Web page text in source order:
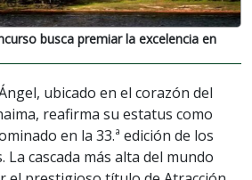
busca premiar la excelencia en
ubicado en el corazón del
reafirma su estatus como
en la 33.ª edición de los
La cascada más alta del mundo